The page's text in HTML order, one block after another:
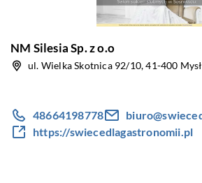
NM Silesia Sp. z o.o
ul. Wielka Skotnica 92/10, 41-400
48664198778
https://swiecedlagastronomii.pl